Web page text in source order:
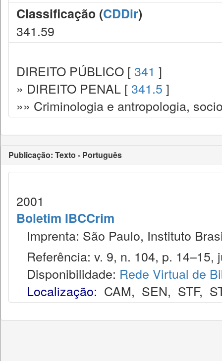
Classificação (CDDir)
341.59
DIREITO PÚBLICO [ 341 ]
» DIREITO PENAL [ 341.5 ]
»» Criminologia e antropologia,
Publicação: Texto - Português
2001
Boletim IBCCrim
Imprenta: São Paulo, Instituto
Referência: v. 9, n. 104, p. 14–15,
Disponibilidade: Rede Virtual de
Localização: CAM, SEN, STF,